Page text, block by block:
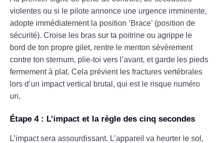
violentes ou si le pilote annonce une urgence imminente,
adopte immédiatement la position ‘Brace’ (position de
sécurité). Croise les bras sur ta poitrine ou agrippe le
bord de ton propre gilet, rentre le menton sévèrement
contre ton sternum, plie-toi vers l’avant, et garde les pieds
fermement à plat. Cela prévient les fractures vertébrales
lors d’un impact vertical brutal, qui est le risque numéro
un.
Étape 4 : L’impact et la règle des cinq secondes
L’impact sera assourdissant. L’appareil va heurter le sol,